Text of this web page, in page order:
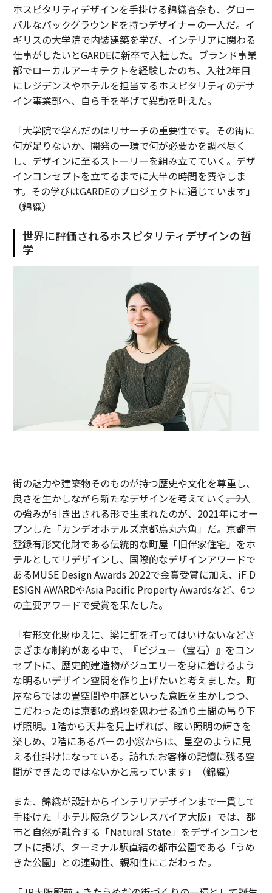
ホスピタリティデザインを手掛ける錦織杏奈も、グロー
バルなバックグラウンドを持つデザイナーの一人だ。イ
ギリスの大学院で内装建築を学び、インテリアに関わる
仕事がしたいとGARDEに新卒で入社した。ブランド事業
部でローカルアーキテクトを経験したのち、入社2年目
にレジデンスやホテルを担当するホスピタリティのデザ
イン事業部へ、自ら手を挙げて異動を叶えた。
「大学院で学んだのはリサーチの重要性です。その街に
何が足りないか、開発の一環で何が必要かを調べ尽く
し、デザインに至るストーリーを組み立てていく。デザ
インコンセプトを立てるまでに大半の時間を費やしま
す。その学びはGARDEのプロジェクトに通じています」
（錦織）
世界に評価されるホスピタリティデザインの哲
学
街の魅力や建築物そのものが持つ歴史や文化を尊重し、
良さを生かしながら新たなデザインを考えていく――。2人
の強みが引き出される形で生まれたのが、2021年にオー
プンした「カンデオホテルズ京都烏丸六角」だ。京都市
登録有形文化財である伝統的な町屋「旧伴家住宅」をホ
テルとしてリデザインし、国際的なデザインアワードで
あるMUSE Design Awards 2022で金賞受賞に加え、iF D
ESIGN AWARDやAsia Pacific Property Awardsなど、6つ
の主要アワードで受賞を果たした。
「有形文化財ゆえに、梁に釘を打ってはいけないなどさ
まざまな制約がある中で、『ビジュー（宝石）』をコン
セプトに、歴史的建造物がジュエリーを身に着けるよう
な明るいデザイン空間を作り上げたいと考えました。町
屋ならではの畳空間や中庭といった意匠を生かしつつ、
こだわったのは京都の路地を思わせる通り土間の吊り下
げ照明。1階から天井を見上げれば、眩い照明の輝きを
楽しめ、2階にあるバーの小窓からは、星空のように見
える仕掛けになっている。訪れたお客様の記憶に残る空
間ができたのではないかと思っています」（錦織）
また、錦織が設計からインテリアデザインまで一貫して
手掛けた「ホテル阪急グランレスパイア大阪」では、都
市と自然が融合する「Natural State」をデザインコンセ
プトに掲げ、ターミナル駅直結の都市公園である「うめ
きた公園」との連動性、親和性にこだわった。